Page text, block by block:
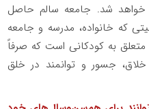
خواهد شد. جامعه سالم حاصل
که خانواده، مدرسه و جامعه
به کودکانی است که صرفاً
جسور و توانمند در خلق